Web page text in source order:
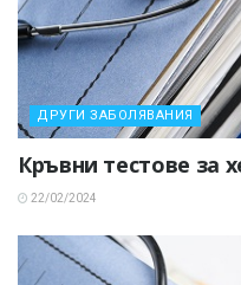
ДРУГИ ЗАБОЛЯВАНИЯ
Кръвни тестове за
22/02/2024